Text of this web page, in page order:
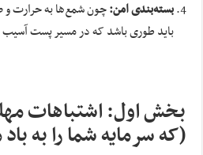
بسته‌بندی امن:چون شمع‌ها به حرارت
باید طوری باشد که در مسیر پست آسیب
بخش اول: اشتباهات
(که سرمایه شما را به